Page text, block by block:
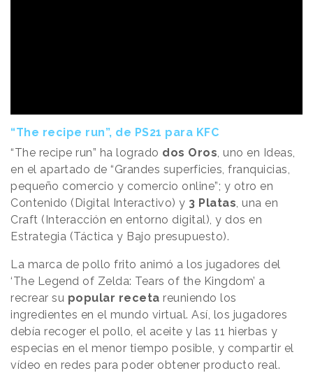
“The recipe run”, de PS21 para KFC
“The recipe run” ha logrado dos Oros, uno en Ideas,
en el apartado de “Grandes superficies, franquicias,
pequeño comercio y comercio online”; y otro en
Contenido (Digital Interactivo) y 3 Platas, una en
Craft (Interacción en entorno digital), y dos en
Estrategia (Táctica y Bajo presupuesto).
La marca de pollo frito animó a los jugadores del
‘The Legend of Zelda: Tears of the Kingdom’ a
recrear su popular receta reuniendo los
ingredientes en el mundo virtual. Así, los jugadores
debía recoger el pollo, el aceite y las 11 hierbas y
especias en el menor tiempo posible, y compartir el
vídeo en redes para poder obtener producto real.